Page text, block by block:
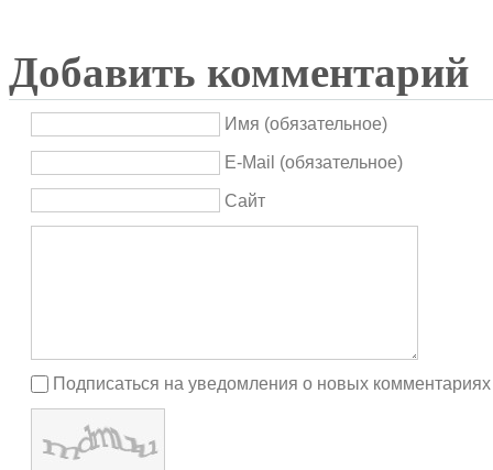
Добавить комментарий
Имя (обязательное)
E-Mail (обязательное)
Сайт
Подписаться на уведомления о новых комментариях